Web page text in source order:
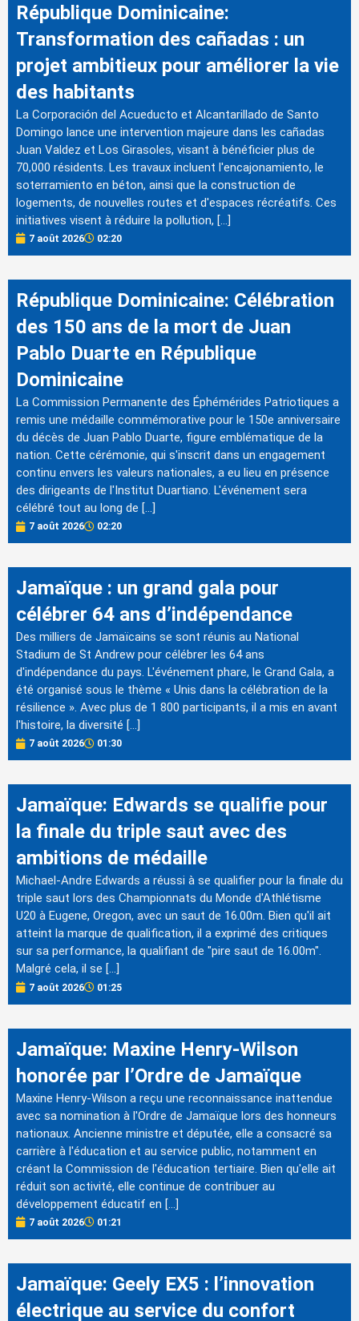
République Dominicaine:
Transformation des cañadas : un
projet ambitieux pour améliorer la vie
des habitants
La Corporación del Acueducto et Alcantarillado de Santo
Domingo lance une intervention majeure dans les cañadas
Juan Valdez et Los Girasoles, visant à bénéficier plus de
70,000 résidents. Les travaux incluent l'encajonamiento, le
soterramiento en béton, ainsi que la construction de
logements, de nouvelles routes et d'espaces récréatifs. Ces
initiatives visent à réduire la pollution, […]
7 août 2026 02:20
République Dominicaine: Célébration
des 150 ans de la mort de Juan
Pablo Duarte en République
Dominicaine
La Commission Permanente des Éphémérides Patriotiques a
remis une médaille commémorative pour le 150e anniversaire
du décès de Juan Pablo Duarte, figure emblématique de la
nation. Cette cérémonie, qui s'inscrit dans un engagement
continu envers les valeurs nationales, a eu lieu en présence
des dirigeants de l'Institut Duartiano. L'événement sera
célébré tout au long de […]
7 août 2026 02:20
Jamaïque : un grand gala pour
célébrer 64 ans d’indépendance
Des milliers de Jamaïcains se sont réunis au National
Stadium de St Andrew pour célébrer les 64 ans
d'indépendance du pays. L'événement phare, le Grand Gala, a
été organisé sous le thème « Unis dans la célébration de la
résilience ». Avec plus de 1 800 participants, il a mis en avant
l'histoire, la diversité […]
7 août 2026 01:30
Jamaïque: Edwards se qualifie pour
la finale du triple saut avec des
ambitions de médaille
Michael-Andre Edwards a réussi à se qualifier pour la finale du
triple saut lors des Championnats du Monde d'Athlétisme
U20 à Eugene, Oregon, avec un saut de 16.00m. Bien qu'il ait
atteint la marque de qualification, il a exprimé des critiques
sur sa performance, la qualifiant de "pire saut de 16.00m".
Malgré cela, il se […]
7 août 2026 01:25
Jamaïque: Maxine Henry-Wilson
honorée par l’Ordre de Jamaïque
Maxine Henry-Wilson a reçu une reconnaissance inattendue
avec sa nomination à l'Ordre de Jamaïque lors des honneurs
nationaux. Ancienne ministre et députée, elle a consacré sa
carrière à l'éducation et au service public, notamment en
créant la Commission de l'éducation tertiaire. Bien qu'elle ait
réduit son activité, elle continue de contribuer au
développement éducatif en […]
7 août 2026 01:21
Jamaïque: Geely EX5 : l’innovation
électrique au service du confort